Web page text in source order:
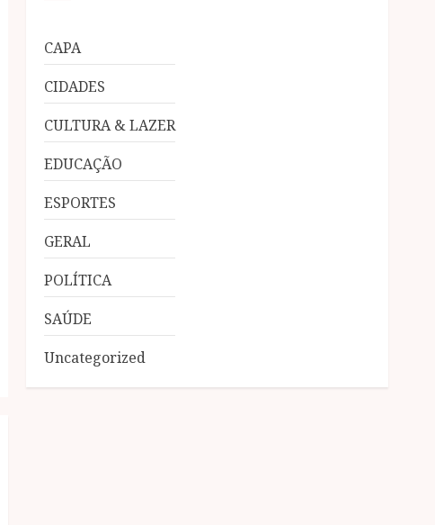
CAPA
CIDADES
CULTURA & LAZER
EDUCAÇÃO
ESPORTES
GERAL
POLÍTICA
SAÚDE
Uncategorized